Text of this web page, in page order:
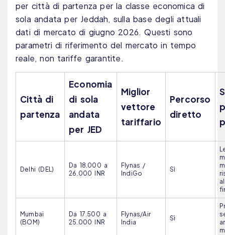
per città di partenza per la classe economica di
sola andata per Jeddah, sulla base degli attuali
dati di mercato di giugno 2026. Questi sono
parametri di riferimento del mercato in tempo
reale, non tariffe garantite.
Città di
partenza
Economia
di sola
andata
per JED
Miglior
vettore
tariffario
Percorso
diretto
Delhi (DEL)
Da 18.000 a
26.000 INR
Flynas /
IndiGo
Sì
Mumbai
(BOM)
Da 17.500 a
25.000 INR
Flynas/Air
India
Sì